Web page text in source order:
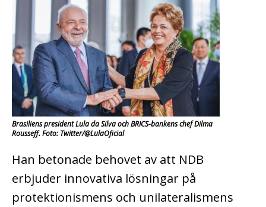
Brasiliens president Lula da Silva och BRICS-bankens chef Dilma
Rousseff. Foto: Twitter/@LulaOficial
Han betonade behovet av att NDB
erbjuder innovativa lösningar på
protektionismens och unilateralismens